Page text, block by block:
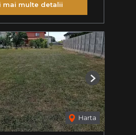
mai multe detalii
Harta
Next